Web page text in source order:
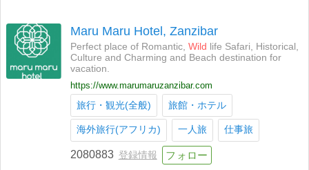
Maru Maru Hotel, Zanzibar
Perfect place of Romantic, Wild
life Safari, Historical,
Culture and Charming and Beach destination for
vacation.
https://www.marumaruzanzibar.com
旅行・観光(全般)
旅館・ホテル
海外旅行(アフリカ) 一人旅 仕事旅
2080883 登録情報